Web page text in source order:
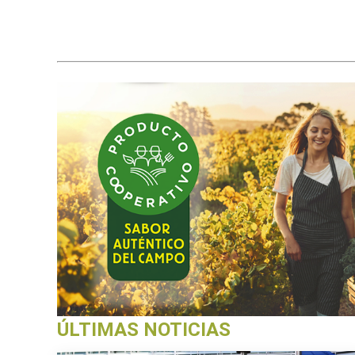
ÚLTIMAS NOTICIAS